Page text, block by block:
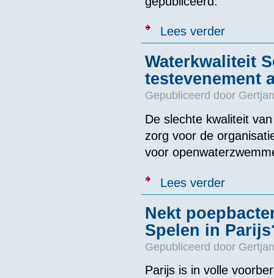
Lees verderover Water in
Waterkwaliteit
testevenement
Gepubliceerd door
De slechte kwaliteit
zorg voor de
voor
Lees verderover
Nekt
Spelen in
Gepubliceerd door
Parijs is in volle